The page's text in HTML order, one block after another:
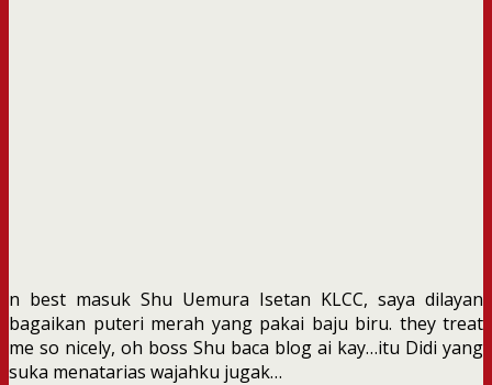
n best masuk Shu Uemura Isetan KLCC, saya dilayan
bagaikan puteri merah yang pakai baju biru. they treat
me so nicely, oh boss Shu baca blog ai kay…itu Didi yang
suka menatarias wajahku jugak…